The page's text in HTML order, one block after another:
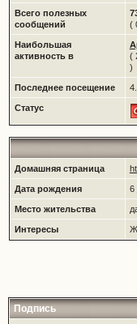
Всего полезных
сообщений
(
Наибольшая
активность в
(
)
Последнее посещение
Статус
Домашняя страница
Дата рождения 6
Место жительства
Интересы
Подпись